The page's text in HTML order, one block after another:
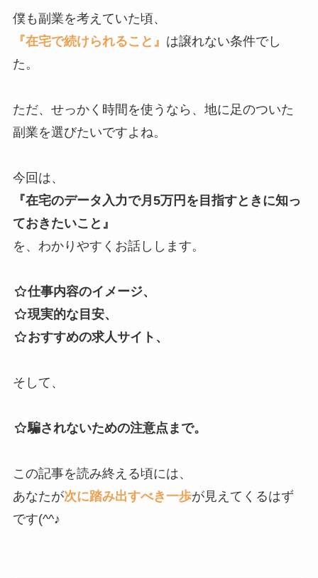
僕も副業を考えていた頃、
『在宅で続けられること』 は譲れない条件でし
た。
ただ、せっかく時間を使うなら、地に足のついた
副業を選びたいですよね。
今回は、
『在宅のデータ入力で月5万円を目指すときに知っ
ておきたいこと』
を、わかりやすくお話しします。
仕事内容のイメージ、
現実的な目安、
おすすめの求人サイト、
そして、
騙されないための注意点まで。
この記事を読み終える頃には、
あなたが次に踏み出すべき一歩が見えてくるはず
です(^^♪